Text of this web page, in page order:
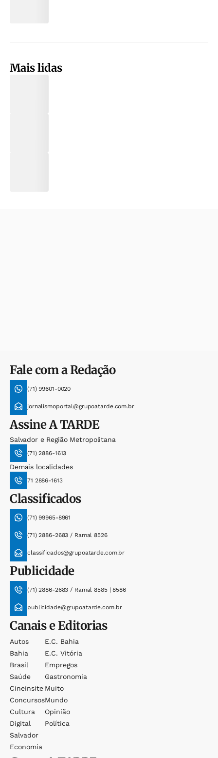
Mais lidas
Fale com a Redação
(71) 99601-0020
jornalismoportal@grupoatarde.com.br
AssineA TARDE
Salvador e Região Metropolitana
(71) 2886-1613
Demais localidades
71 2886-1613
Classificados
(71) 99965-8961
(71) 2886-2683 / Ramal 8526
classificados@grupoatarde.com.br
Publicidade
(71) 2886-2683 / Ramal 8585 | 8586
publicidade@grupoatarde.com.br
Canais e Editorias
Autos
Bahia
Brasil
Saúde
Cineinsite
Concursos
Cultura
Digital
Salvador
Economia
E.c. Bahia
E.c. Vitória
Empregos
Gastronomia
Muito
Mundo
Opinião
Política